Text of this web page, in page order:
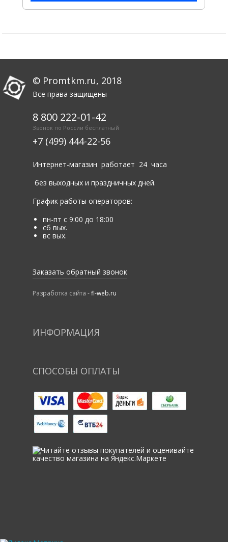
© Promtkm.ru, 2018
Все права защищены
8 800 222-01-42
Звонок по России бесплатный
+7 (499) 444-22-56
Интернет-магазин работает 24 часа
без выходных и праздничных дней.
График работы операторов:
пн-пт с 9:00 до 18:00
сб вых.
вс вых.
Заказать обратный звонок
Разработка сайта -fl-web.ru
ИНФОРМАЦИЯ
СПОСОБЫ ОПЛАТЫ